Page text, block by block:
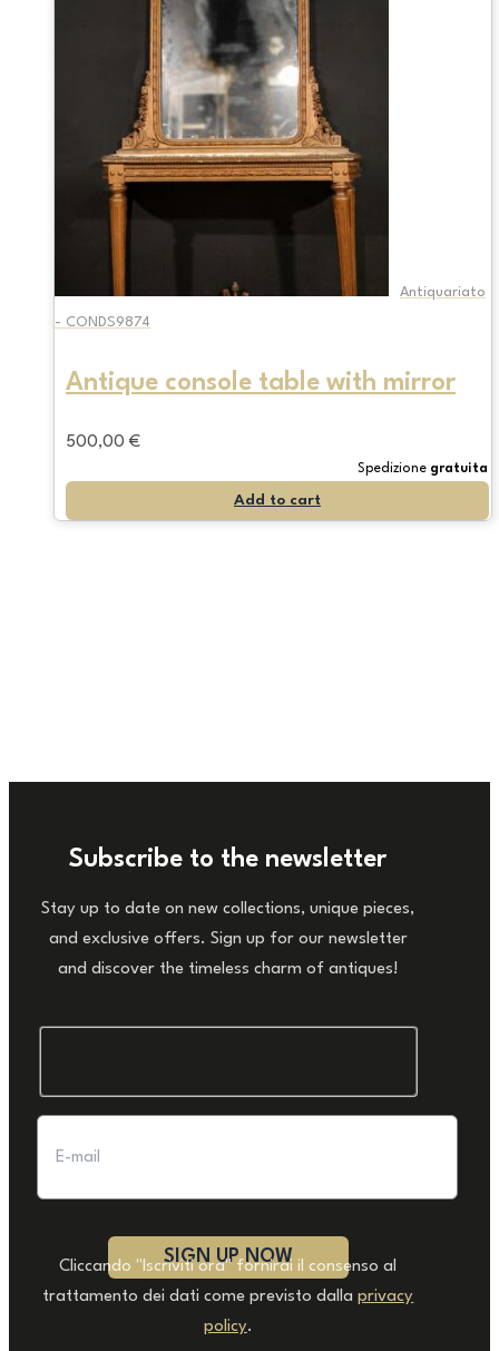
Antiquariato
- CONDS9874
Antique console table with mirror
500,00 €
Spedizione gratuita
Add to cart
Subscribe to the newsletter
Stay up to date on new collections, unique pieces,
and exclusive offers. Sign up for our newsletter
and discover the timeless charm of antiques!
Cliccando "Iscriviti ora" fornirai il consenso al
trattamento dei dati come previsto dallaprivacy
policy.